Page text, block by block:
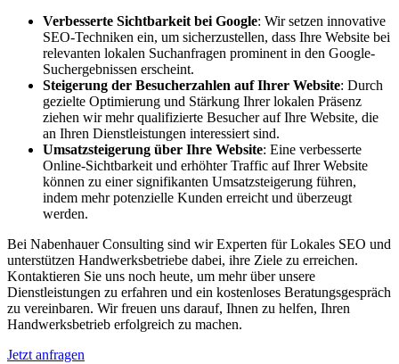
Verbesserte Sichtbarkeit bei Google: Wir setzen innovative
SEO-Techniken ein, um sicherzustellen, dass Ihre Website bei
relevanten lokalen Suchanfragen prominent in den Google-
Suchergebnissen erscheint.
Steigerung der Besucherzahlen auf Ihrer Website: Durch
gezielte Optimierung und Stärkung Ihrer lokalen Präsenz
ziehen wir mehr qualifizierte Besucher auf Ihre Website, die
an Ihren Dienstleistungen interessiert sind.
Umsatzsteigerung über Ihre Website: Eine verbesserte
Online-Sichtbarkeit und erhöhter Traffic auf Ihrer Website
können zu einer signifikanten Umsatzsteigerung führen,
indem mehr potenzielle Kunden erreicht und überzeugt
werden.
Bei Nabenhauer Consulting sind wir Experten für Lokales SEO und
unterstützen Handwerksbetriebe dabei, ihre Ziele zu erreichen.
Kontaktieren Sie uns noch heute, um mehr über unsere
Dienstleistungen zu erfahren und ein kostenloses Beratungsgespräch
zu vereinbaren. Wir freuen uns darauf, Ihnen zu helfen, Ihren
Handwerksbetrieb erfolgreich zu machen.
Jetzt anfragen